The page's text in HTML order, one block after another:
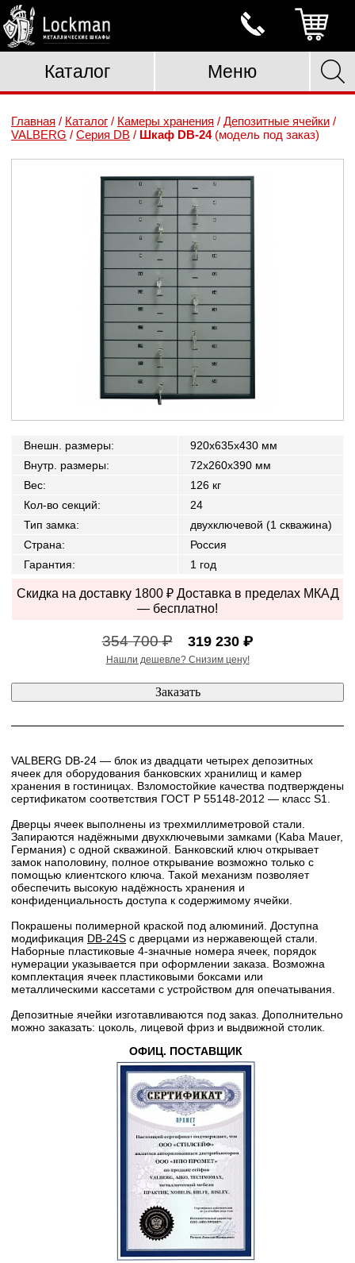
Каталог Меню
Главная / Каталог / Камеры хранения / Депозитные ячейки /
VALBERG / Серия DB / Шкаф DB-24 (модель под заказ)
Внешн. размеры:
920x635x430 мм
Внутр. размеры:
72x260x390 мм
Вес:
126 кг
Кол-во секций:
24
Тип замка:
двухключевой (1 скважина)
Страна:
Россия
Гарантия: 1 год
Скидка на доставку 1800 ₽ Доставка в пределах МКАД
— бесплатно!
354 700 ₽ 319 230 ₽
Нашли дешевле? Снизим цену!
VALBERG DB-24 — блок из двадцати четырех депозитных
ячеек для оборудования банковских хранилищ и камер
хранения в гостиницах. Взломостойкие качества подтверждены
сертификатом соответствия ГОСТ Р 55148-2012 — класс S1.
Дверцы ячеек выполнены из трехмиллиметровой стали.
Запираются надёжными двухключевыми замками (Kaba Mauer,
Германия) с одной скважиной. Банковский ключ открывает
замок наполовину, полное открывание возможно только с
помощью клиентского ключа. Такой механизм позволяет
обеспечить высокую надёжность хранения и
конфиденциальность доступа к содержимому ячейки.
Покрашены полимерной краской под алюминий. Доступна
модификация DB-24S с дверцами из нержавеющей стали.
Наборные пластиковые 4-значные номера ячеек, порядок
нумерации указывается при оформлении заказа. Возможна
комплектация ячеек пластиковыми боксами или
металлическими кассетами с устройством для опечатывания.
Депозитные ячейки изготавливаются под заказ. Дополнительно
можно заказать: цоколь, лицевой фриз и выдвижной столик.
ОФИЦ. ПОСТАВЩИК